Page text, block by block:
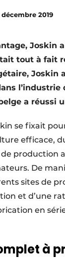
décembre 2019
Joskin
tout à fait
Joskin
a réussi
se fixait
efficace,
de production
De
sites de
et d’une
en
à